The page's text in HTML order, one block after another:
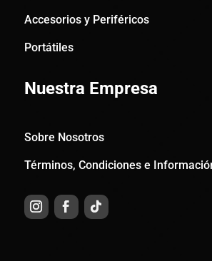
Accesorios y Periféricos
Portátiles
Nuestra Empresa
Sobre Nosotros
Términos, Condiciones e